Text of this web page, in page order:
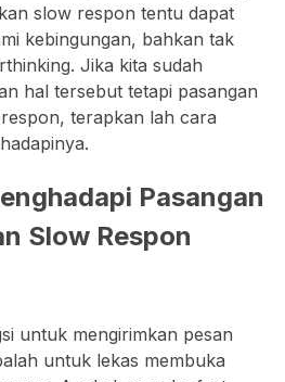
slow respon tentu dapat
kebingungan, bahkan tak
Jika kita sudah
hal tersebut tetapi pasangan
terapkan lah cara
Pasangan
Slow Respon
untuk mengirimkan pesan
untuk lekas membuka